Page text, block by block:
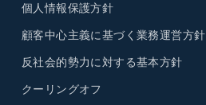
個人情報保護方針
顧客中心主義に基づく業務運営方針
反社会的勢力に対する基本方針
クーリングオフ